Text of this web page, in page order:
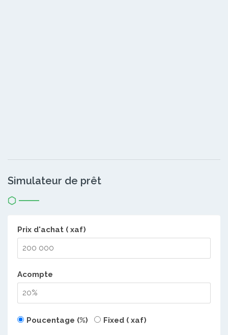
Simulateur de prêt
Prix d'achat ( xaf)
Acompte
Poucentage (%) Fixed ( xaf)